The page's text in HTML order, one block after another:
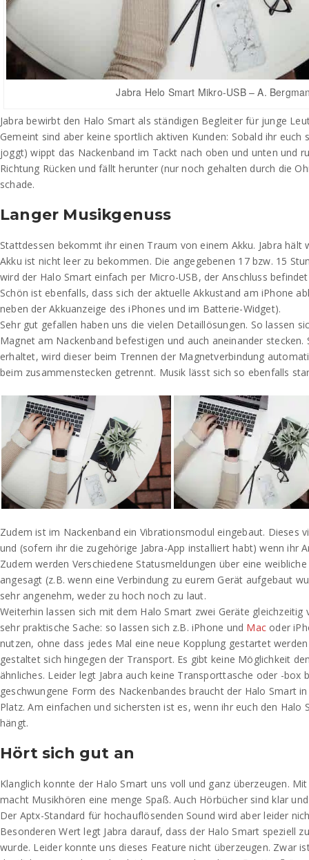
Jabra Helo Smart Mikro-USB – A.
Jabra bewirbt den Halo Smart als ständigen Begleiter für junge
Gemeint sind aber keine sportlich aktiven Kunden: Sobald ihr euch
joggt) wippt das Nackenband im Tackt nach oben und unten und
Richtung Rücken und fällt herunter (nur noch gehalten durch die
schade.
Langer Musikgenuss
Stattdessen bekommt ihr einen Traum von einem Akku. Jabra hält
Akku ist nicht leer zu bekommen. Die angegebenen 17 bzw. 15
wird der Halo Smart einfach per Micro-USB, der Anschluss
Schön ist ebenfalls, dass sich der aktuelle Akkustand am iPhone
neben der Akkuanzeige des iPhones und im Batterie-Widget).
Sehr gut gefallen haben uns die vielen Detaillösungen. So lassen
Magnet am Nackenband befestigen und auch aneinander stecken.
erhaltet, wird dieser beim Trennen der Magnetverbindung
beim zusammenstecken getrennt. Musik lässt sich so ebenfalls
Zudem ist im Nackenband ein Vibrationsmodul eingebaut. Dieses
und (sofern ihr die zugehörige Jabra-App installiert habt) wenn ihr
Zudem werden Verschiedene Statusmeldungen über eine
angesagt (z.B. wenn eine Verbindung zu eurem Gerät aufgebaut
sehr angenehm, weder zu hoch noch zu laut.
Weiterhin lassen sich mit dem Halo Smart zwei Geräte gleichzeitig
sehr praktische Sache: so lassen sich z.B. iPhone und Macoder
nutzen, ohne dass jedes Mal eine neue Kopplung gestartet
gestaltet sich hingegen der Transport. Es gibt keine Möglichkeit
ähnliches. Leider legt Jabra auch keine Transporttasche oder -box
geschwungene Form des Nackenbandes braucht der Halo Smart
Platz. Am einfachen und sichersten ist es, wenn ihr euch den Halo
hängt.
Hört sich gut an
Klanglich konnte der Halo Smart uns voll und ganz überzeugen.
macht Musikhören eine menge Spaß. Auch Hörbücher sind klar
Der Aptx-Standard für hochauflösenden Sound wird aber leider
Besonderen Wert legt Jabra darauf, dass der Halo Smart speziell
wurde. Leider konnte uns dieses Feature nicht überzeugen. Zwar